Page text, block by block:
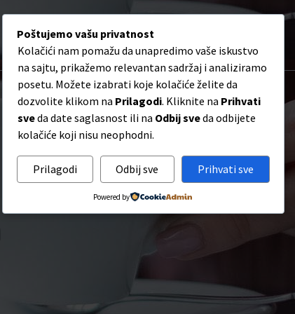
O nama Blog Kontakt
Poštujemo vašu privatnost
Kolačići nam pomažu da unapredimo vaše iskustvo
na sajtu, prikažemo relevantan sadržaj i analiziramo
posetu. Možete izabrati koje kolačiće želite da
dozvolite klikom na Prilagodi. Kliknite na Prihvati
sveda date saglasnost ili na Odbij sveda odbijete
kolačiće koji nisu neophodni.
Prilagodi Odbij sve Prihvati sve
Powered by